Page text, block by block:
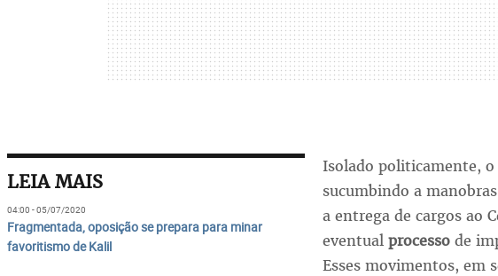
LEIA MAIS
04:00 - 05/07/2020
Fragmentada, oposição se prepara para minar
favoritismo de Kalil
Isolado politicamente,
sucumbindo a
a entrega de cargos ao
eventual processo de
Esses movimentos, em